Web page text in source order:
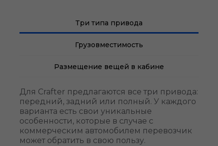
Три типа привода
Грузовместимость
Размещение вещей в кабине
Для Crafter предлагаются все три привода:
передний, задний или полный. У каждого
варианта есть свои уникальные
особенности, которые в случае с
коммерческим автомобилем перевозчик
может обратить в свою пользу.